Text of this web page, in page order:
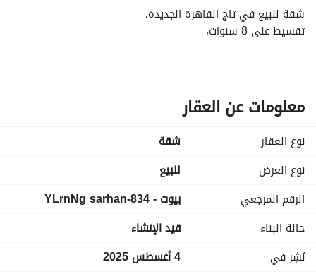
شقة للبيع في تاج القاهرة الجديدة،
تقسيط على 8 سنوات،
المقدم: 505,000
السعر: 10,100,000
• على بُعد 15 دقيقة من الجامعة الأمريكية بالقاهرة.
• على بُعد 5 دقائق من العاصمة الإدارية الجديدة.
• قريبة من الطرق الرئيسية مثل طريق السويس وشارع التسعين.
• بجوار مجمعات سكنية مميزة مثل هايد بارك.
معلومات عن العقار
نوع العقار
شقة
نوع العرض
للبيع
الرقم المرجعي
بيوت - 834-YLrnNg sarhan
حالة البناء
قيد الإنشاء
نُشِر في
4 أغسطس 2025